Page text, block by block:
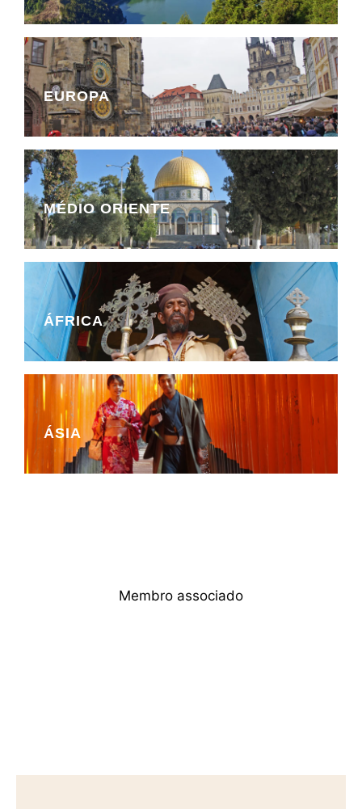
EUROPA
MÉDIO ORIENTE
ÁFRICA
ÁSIA
Membro associado